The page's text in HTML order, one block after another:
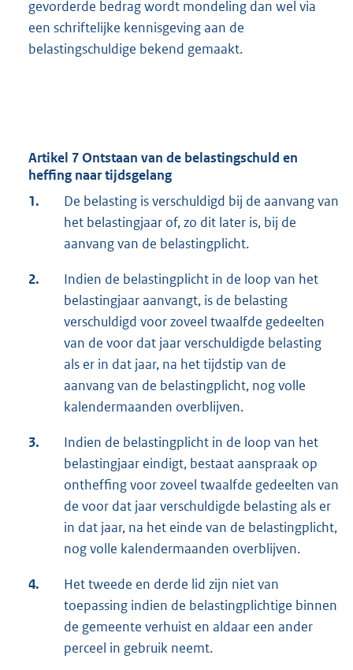
gevorderde bedrag wordt mondeling dan wel via
een schriftelijke kennisgeving aan de
belastingschuldige bekend gemaakt.
Artikel 7 Ontstaan van de belastingschuld en
heffing naar tijdsgelang
1.
De belasting is verschuldigd bij de aanvang van
het belastingjaar of, zo dit later is, bij de
aanvang van de belastingplicht.
2.
Indien de belastingplicht in de loop van het
belastingjaar aanvangt, is de belasting
verschuldigd voor zoveel twaalfde gedeelten
van de voor dat jaar verschuldigde belasting
als er in dat jaar, na het tijdstip van de
aanvang van de belastingplicht, nog volle
kalendermaanden overblijven.
3.
Indien de belastingplicht in de loop van het
belastingjaar eindigt, bestaat aanspraak op
ontheffing voor zoveel twaalfde gedeelten van
de voor dat jaar verschuldigde belasting als er
in dat jaar, na het einde van de belastingplicht,
nog volle kalendermaanden overblijven.
4.
Het tweede en derde lid zijn niet van
toepassing indien de belastingplichtige binnen
de gemeente verhuist en aldaar een ander
perceel in gebruik neemt.